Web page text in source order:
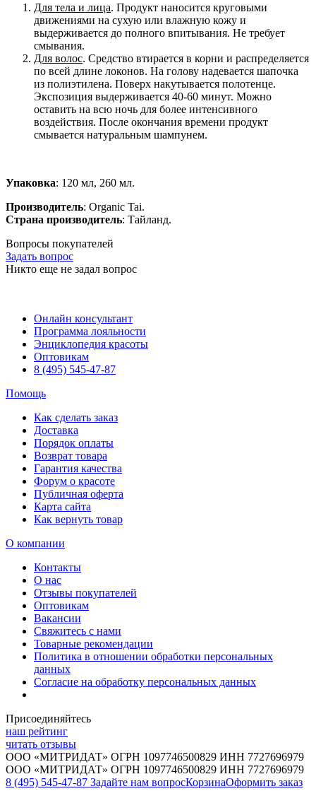
Для тела и лица. Продукт наносится круговыми
движениями на сухую или влажную кожу и
выдерживается до полного впитывания. Не требует
смывания.
Для волос. Средство втирается в корни и распределяется
по всей длине локонов. На голову надевается шапочка
из полиэтилена. Поверх накутывается полотенце.
Экспозиция выдерживается 40-60 минут. Можно
оставить на всю ночь для более интенсивного
воздействия. После окончания времени продукт
смывается натуральным шампунем.
Упаковка: 120 мл, 260 мл.
Производитель: Organic Tai.
Страна производитель: Тайланд.
Вопросы покупателей
Задать вопрос
Никто еще не задал вопрос
Онлайн консультант
Программа лояльности
Энциклопедия красоты
Оптовикам
8 (495) 545-47-87
Помощь
Как сделать заказ
Доставка
Порядок оплаты
Возврат товара
Гарантия качества
Форум о красоте
Публичная оферта
Карта сайта
Как вернуть товар
О компании
Контакты
О нас
Отзывы покупателей
Оптовикам
Вакансии
Свяжитесь с нами
Товарные рекомендации
Политика в отношении обработки персональных
данных
Согласие на обработку персональных данных
Присоединяйтесь
наш рейтинг
читать отзывы
ООО «МИТРИДАТ» ОГРН 1097746500829 ИНН 7727696979
ООО «МИТРИДАТ» ОГРН 1097746500829 ИНН 7727696979
8 (495) 545-47-87 Задайте нам вопросКорзинаОформить заказ